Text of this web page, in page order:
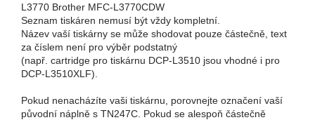
L3770 Brother MFC-L3770CDW
Seznam tiskáren nemusí být vždy kompletní.
Název vaší tiskárny se může shodovat pouze částečně, text
za číslem není pro výběr podstatný
(např. cartridge pro tiskárnu DCP-L3510 jsou vhodné i pro
DCP-L3510XLF).
Pokud nenacházíte vaši tiskárnu, porovnejte označení vaší
původní náplně s TN247C. Pokud se alespoň částečně